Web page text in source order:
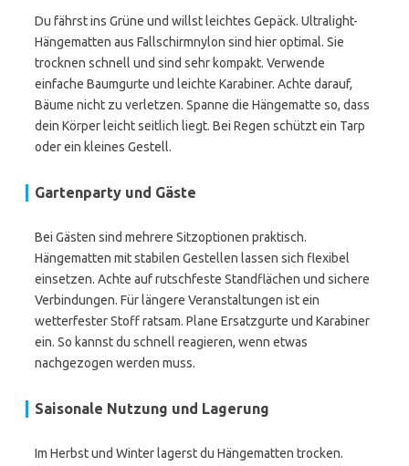
Du fährst ins Grüne und willst leichtes Gepäck. Ultralight-
Hängematten aus Fallschirmnylon sind hier optimal. Sie
trocknen schnell und sind sehr kompakt. Verwende
einfache Baumgurte und leichte Karabiner. Achte darauf,
Bäume nicht zu verletzen. Spanne die Hängematte so, dass
dein Körper leicht seitlich liegt. Bei Regen schützt ein Tarp
oder ein kleines Gestell.
Gartenparty und Gäste
Bei Gästen sind mehrere Sitzoptionen praktisch.
Hängematten mit stabilen Gestellen lassen sich flexibel
einsetzen. Achte auf rutschfeste Standflächen und sichere
Verbindungen. Für längere Veranstaltungen ist ein
wetterfester Stoff ratsam. Plane Ersatzgurte und Karabiner
ein. So kannst du schnell reagieren, wenn etwas
nachgezogen werden muss.
Saisonale Nutzung und Lagerung
Im Herbst und Winter lagerst du Hängematten trocken.